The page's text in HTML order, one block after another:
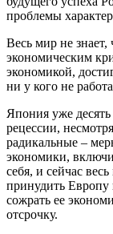
проблемы
Весь мир не
экономическим
экономикой,
ни у кого не
Япония уже
рецессии,
радикальные –
экономики,
себя, и сейчас
принудить Европу
сожрать ее
отсрочку.